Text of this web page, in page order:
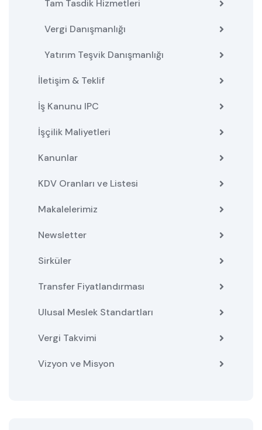
Tam Tasdik Hizmetleri
Vergi Danışmanlığı
Yatırım Teşvik Danışmanlığı
İletişim & Teklif
İş Kanunu IPC
İşçilik Maliyetleri
Kanunlar
KDV Oranları ve Listesi
Makalelerimiz
Newsletter
Sirküler
Transfer Fiyatlandırması
Ulusal Meslek Standartları
Vergi Takvimi
Vizyon ve Misyon